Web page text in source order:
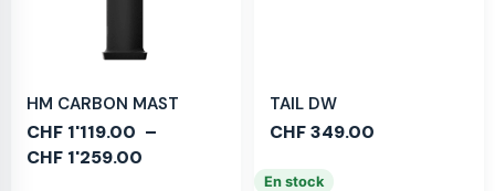
HM CARBON MAST
CHF 1'119.00 –
CHF 1'259.00
TAIL DW
CHF349.00
En stock